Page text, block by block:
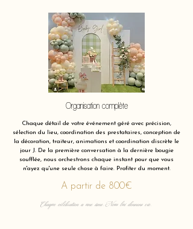
Organisation complète
Chaque détail de votre événement géré avec précision,
sélection du lieu, coordination des prestataires, conception de
la décoration, traiteur, animations et coordination discrète le
jour J. De la première conversation à la dernière bougie
soufflée, nous orchestrons chaque instant pour que vous
n'ayez qu'une seule chose à faire. Profiter du moment.
A partir de 800€
Chaque célébration a une âme. Nous lui donnons vie.